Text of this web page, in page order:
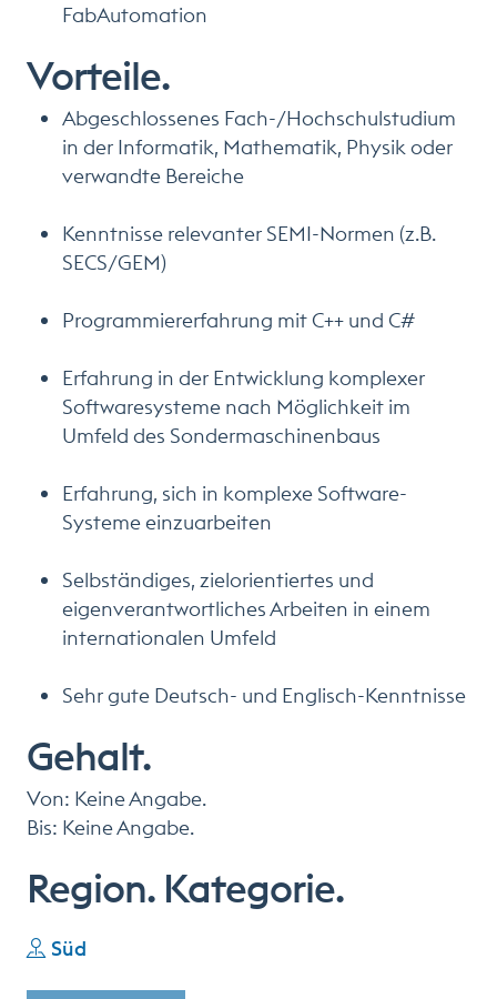
FabAutomation
Vorteile.
Abgeschlossenes Fach-/Hochschulstudium
in der Informatik, Mathematik, Physik oder
verwandte Bereiche
Kenntnisse relevanter SEMI-Normen (z.B.
SECS/GEM)
Programmiererfahrung mit C++ und C#
Erfahrung in der Entwicklung komplexer
Softwaresysteme nach Möglichkeit im
Umfeld des Sondermaschinenbaus
Erfahrung, sich in komplexe Software-
Systeme einzuarbeiten
Selbständiges, zielorientiertes und
eigenverantwortliches Arbeiten in einem
internationalen Umfeld
Sehr gute Deutsch- und Englisch-Kenntnisse
Gehalt.
Von: Keine Angabe.
Bis: Keine Angabe.
Region. Kategorie.
Süd